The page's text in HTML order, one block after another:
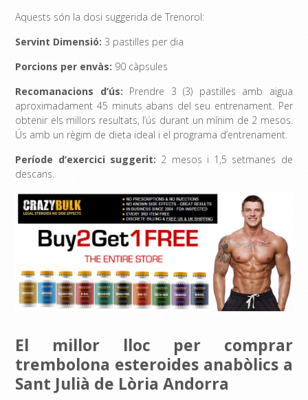
Aquests són la dosi suggerida de Trenorol:
Servint Dimensió: 3 pastilles per dia
Porcions per envàs: 90 càpsules
Recomanacions d’ús: Prendre 3 (3) pastilles amb aigua
aproximadament 45 minuts abans del seu entrenament. Per
obtenir els millors resultats, l’ús durant un mínim de 2 mesos.
Ús amb un règim de dieta ideal i el programa d’entrenament.
Període d’exercici suggerit: 2 mesos i 1,5 setmanes de
descans.
El millor lloc per comprar
trembolona esteroides anabòlics a
Sant Julià de Lòria Andorra